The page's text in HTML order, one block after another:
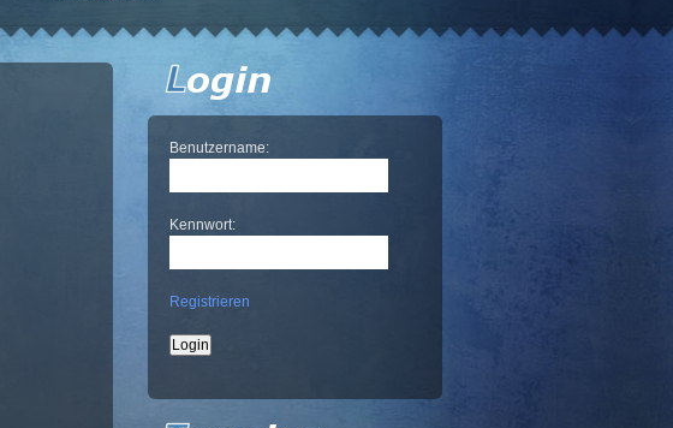
Benutzername:
Kennwort:
Registrieren